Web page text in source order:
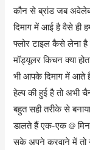
कौन से ब्रांड जब
दिमाग में आई है वैसे ही
फ्लोर टाइल कैसे लेना
मॉड्यूलर किचन क्या
भी आपके दिमाग में आते हैं
हेल्प की हुई है तो अभी
बहुत सही तरीके से
डालते हैं एक-एक @
सके अपने करवाने में तो